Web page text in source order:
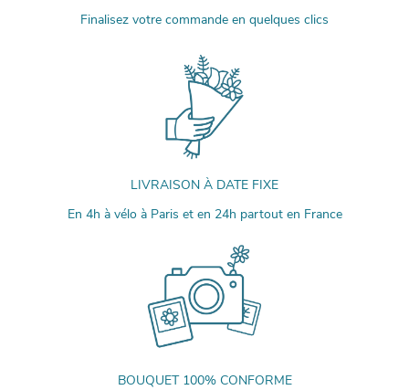
Finalisez votre commande en quelques clics
LIVRAISON À DATE FIXE
En 4h à vélo à Paris et en 24h partout en France
BOUQUET 100% CONFORME